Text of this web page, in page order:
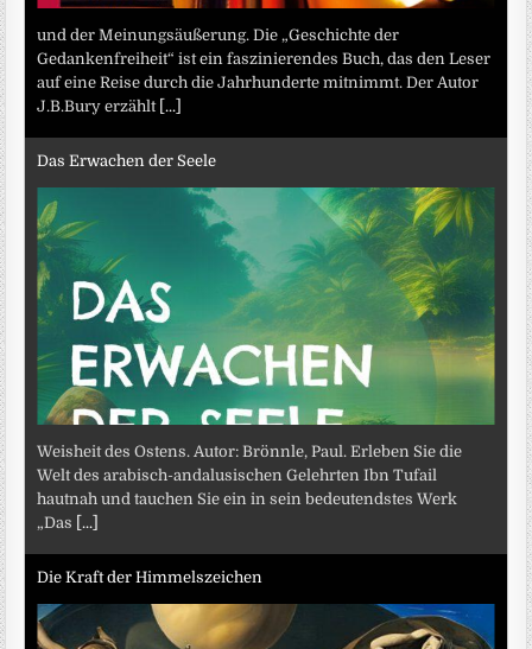
und der Meinungsäußerung. Die „Geschichte der
Gedankenfreiheit“ ist ein faszinierendes Buch, das den Leser
auf eine Reise durch die Jahrhunderte mitnimmt. Der Autor
J.B.Bury erzählt [...]
Das Erwachen der Seele
Weisheit des Ostens. Autor: Brönnle, Paul. Erleben Sie die
Welt des arabisch-andalusischen Gelehrten Ibn Tufail
hautnah und tauchen Sie ein in sein bedeutendstes Werk
„Das
[...]
Die Kraft der Himmelszeichen